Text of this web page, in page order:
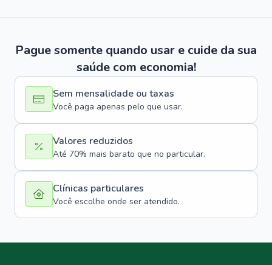
Pague somente quando usar e cuide da sua
saúde com economia!
Sem mensalidade ou taxas
Você paga apenas pelo que usar.
Valores reduzidos
Até 70% mais barato que no particular.
Clínicas particulares
Você escolhe onde ser atendido.